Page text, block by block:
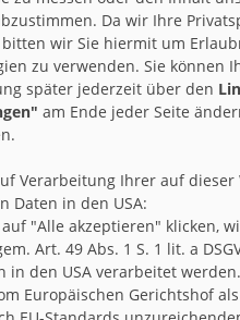
das ganze Jahr wärmen.
Die Italiener haben ja Zeit .
Temperaturen zieht das
Da wir Ihre
wir Sie hiermit um
zu verwenden. Sie können
später jederzeit über den
am Ende jeder Seite
Verarbeitung Ihrer auf dieser
Daten in den USA:
"Alle akzeptieren" klicken,
Art. 49 Abs. 1 S. 1 lit. a
in den USA verarbeitet
Europäischen Gerichtshof